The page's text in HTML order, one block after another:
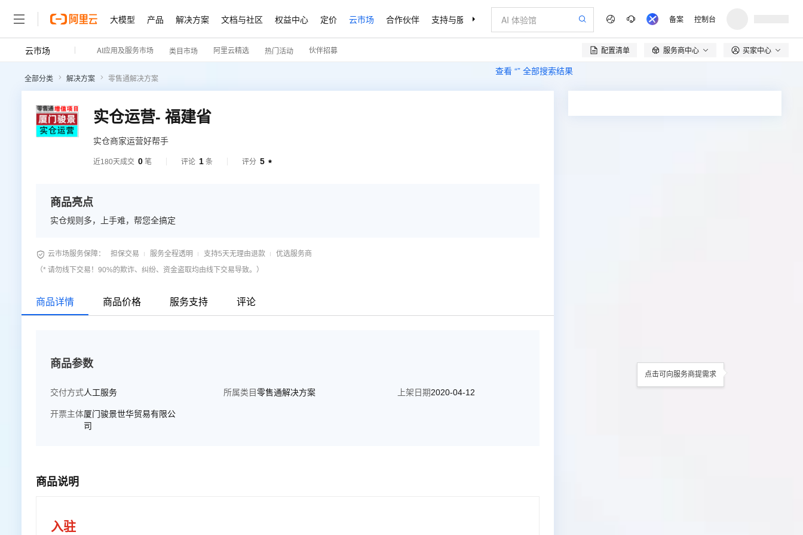
大模型 产品 解决方案 文档与社区 权益中心 定价 云市场 合作伙伴 支持与服务 了解阿里云
查看 “” 全部搜索结果
备案 控制台
云市场 AI应用及服务市场 类目市场 阿里云精选 热门活动 伙伴招募 配置清单  服务商中心 买家中心
全部分类 解决方案 零售通解决方案
实仓运营- 福建省
实仓商家运营好帮手
近180天成交 0 笔 评论 1 条 评分 5 
商品亮点
实仓规则多，上手难，帮您全搞定
 云市场服务保障： 担保交易 服务全程透明 支持5天无理由退款
优选服务商
（* 请勿线下交易！90%的欺诈、纠纷、资金盗取均由线下交易导致。）
商品详情 商品价格 服务支持 评论
商品参数
交付方式人工服务 所属类目零售通解决方案 上架日期2020-04-12
开票主体厦门骏景世华贸易有限公
司
商品说明
入驻
点击可向服务商提需求